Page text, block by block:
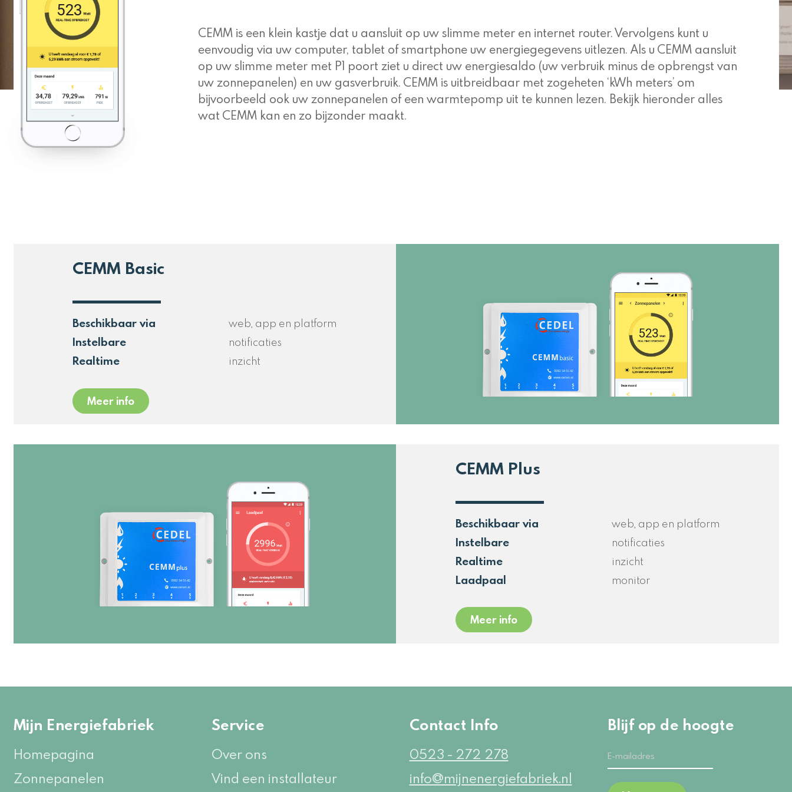
CEMM is een klein kastje dat u aansluit op uw slimme meter en internet router. Vervolgens kunt u
eenvoudig via uw computer, tablet of smartphone uw energiegegevens uitlezen. Als u CEMM aansluit
op uw slimme meter met P1 poort ziet u direct uw energiesaldo (uw verbruik minus de opbrengst van
uw zonnepanelen) en uw gasverbruik. CEMM is uitbreidbaar met zogeheten ‘kWh meters’ om
bijvoorbeeld ook uw zonnepanelen of een warmtepomp uit te kunnen lezen. Bekijk hieronder alles
wat CEMM kan en zo bijzonder maakt.
CEMM Basic
Beschikbaar via web, app en platform
Instelbare notificaties
Realtime inzicht
Meer info
CEMM Plus
Beschikbaar via web, app en platform
Instelbare notificaties
Realtime inzicht
Laadpaal monitor
Meer info
Mijn Energiefabriek
Homepagina
Zonnepanelen
Service
Over ons
Vind een installateur
Contact Info
0523 - 272 278
info@mijnenergiefabriek.nl
Blijf op de hoogte